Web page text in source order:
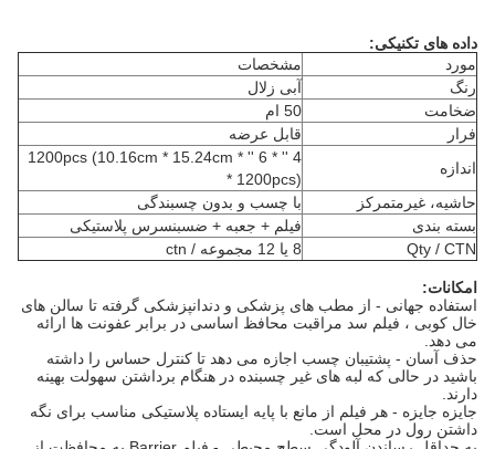
داده های تکنیکی:
مورد
مشخصات
رنگ
آبی زلال
ضخامت
50 ام
فرار
قابل عرضه
اندازه
4 '' * 6 '' * 1200pcs (10.16cm * 15.24cm
* 1200pcs)
حاشیه، غیرمتمرکز
با چسب و بدون چسبندگی
بسته بندی
فیلم + جعبه + ضسبنسرس پلاستیکی
Qty / CTN
امکانات:
استفاده جهانی - از مطب های پزشکی و دندانپزشکی گرفته تا سالن های
خال کوبی ، فیلم سد مراقبت محافظ اساسی در برابر عفونت ها ارائه
می دهد.
حذف آسان - پشتیبان چسب اجازه می دهد تا کنترل حساس را داشته
باشید در حالی که لبه های غیر چسبنده در هنگام برداشتن سهولت بهینه
دارند.
جایزه جایزه - هر فیلم از مانع با پایه ایستاده پلاستیکی مناسب برای نگه
داشتن رول در محل است.